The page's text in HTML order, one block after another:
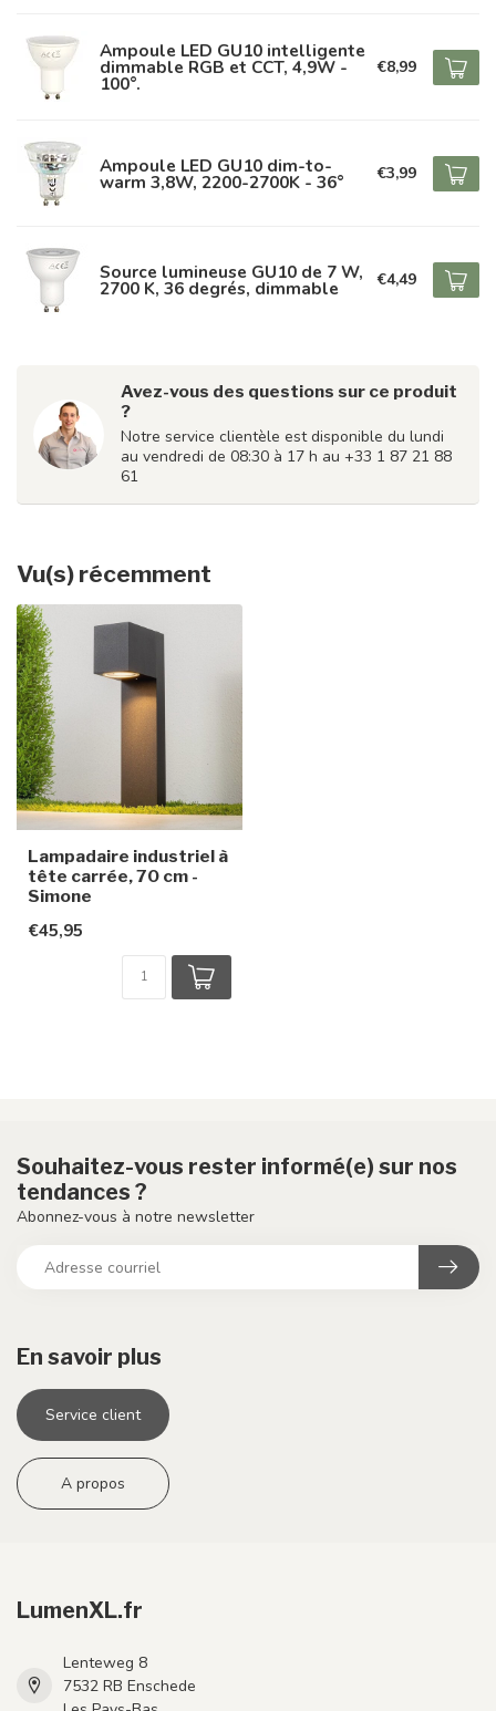
Ampoule LED GU10 intelligente
dimmable RGB et CCT, 4,9W -
100°.
€8,99
Ampoule LED GU10 dim-to-
warm 3,8W, 2200-2700K - 36° €3,99
Source lumineuse GU10 de 7 W,
2700 K, 36 degrés, dimmable €4,49
Avez-vous des questions sur ce produit
?
Notre service clientèle est disponible du lundi
au vendredi de 08:30 à 17 h au +33 1 87 21 88
61
Vu(s) récemment
Lampadaire industriel à
tête carrée, 70 cm -
Simone
€45,95
En savoir plus
Service client
A propos
Souhaitez-vous rester informé(e) sur nos
tendances ?
Abonnez-vous à notre newsletter
LumenXL.fr
Lenteweg 8
7532 RB Enschede